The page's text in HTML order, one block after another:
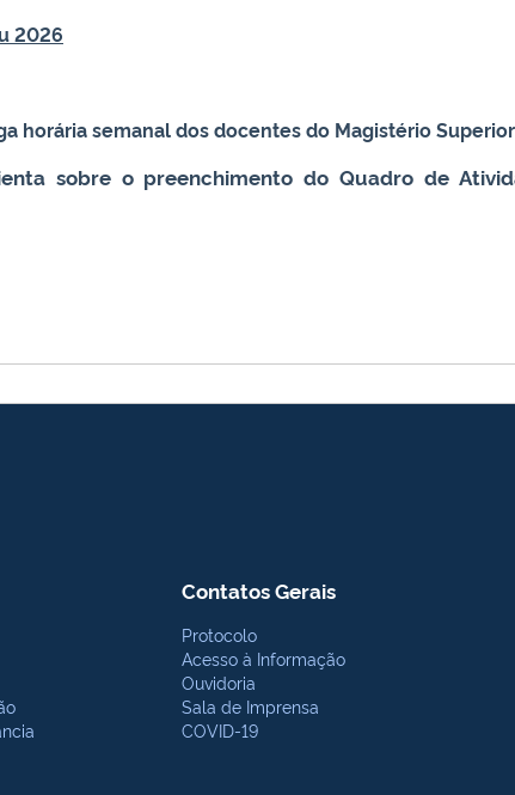
2026
horária semanal dos docentes do Magistério Superior
sobre o preenchimento do Quadro de
Contatos Gerais
Protocolo
Acesso à Informação
Ouvidoria
Sala de Imprensa
COVID-19